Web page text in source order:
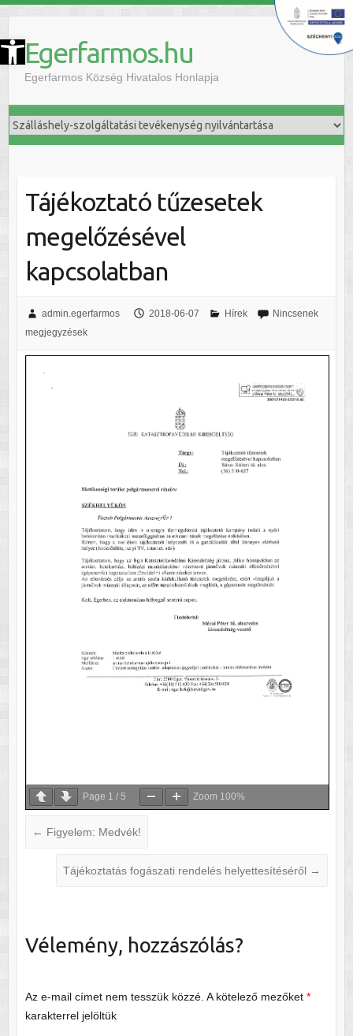
Eszköztár megnyitása Egerfarmos.hu
Egerfarmos Község Hivatalos Honlapja
Tájékoztató tűzesetek
megelőzésével
kapcsolatban
admin.egerfarmos 2018-06-07 Hírek
Nincsenek
megjegyzések
Page 1 / 5 Zoom 100%
← Figyelem: Medvék!
Tájékoztatás fogászati rendelés helyettesítéséről →
Vélemény, hozzászólás?
Az e-mail címet nem tesszük közzé. A kötelező mezőket *
karakterrel jelöltük